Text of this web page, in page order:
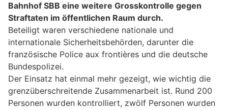
Bahnhof SBB eine weitere Grosskontrolle gegen
Straftaten im öffentlichen Raum durch.
Beteiligt waren verschiedene nationale und
internationale Sicherheitsbehörden, darunter die
französische Police aux frontières und die deutsche
Bundespolizei.
Der Einsatz hat einmal mehr gezeigt, wie wichtig die
grenzüberschreitende Zusammenarbeit ist. Rund 200
Personen wurden kontrolliert, zwölf Personen wurden